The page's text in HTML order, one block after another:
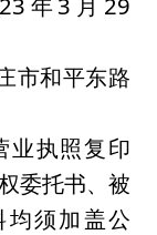
市和平东路
业执照复印
委托书、被
须加盖公